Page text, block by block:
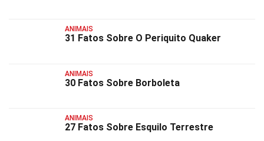
ANIMAIS
31 Fatos Sobre O Periquito Quaker
ANIMAIS
30 Fatos Sobre Borboleta
ANIMAIS
27 Fatos Sobre Esquilo Terrestre